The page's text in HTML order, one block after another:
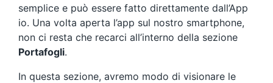
semplice e può essere fatto direttamente dall’App
io. Una volta aperta l’app sul nostro smartphone,
non ci resta che recarci all’interno della sezione
Portafogli.
In questa sezione, avremo modo di visionare le